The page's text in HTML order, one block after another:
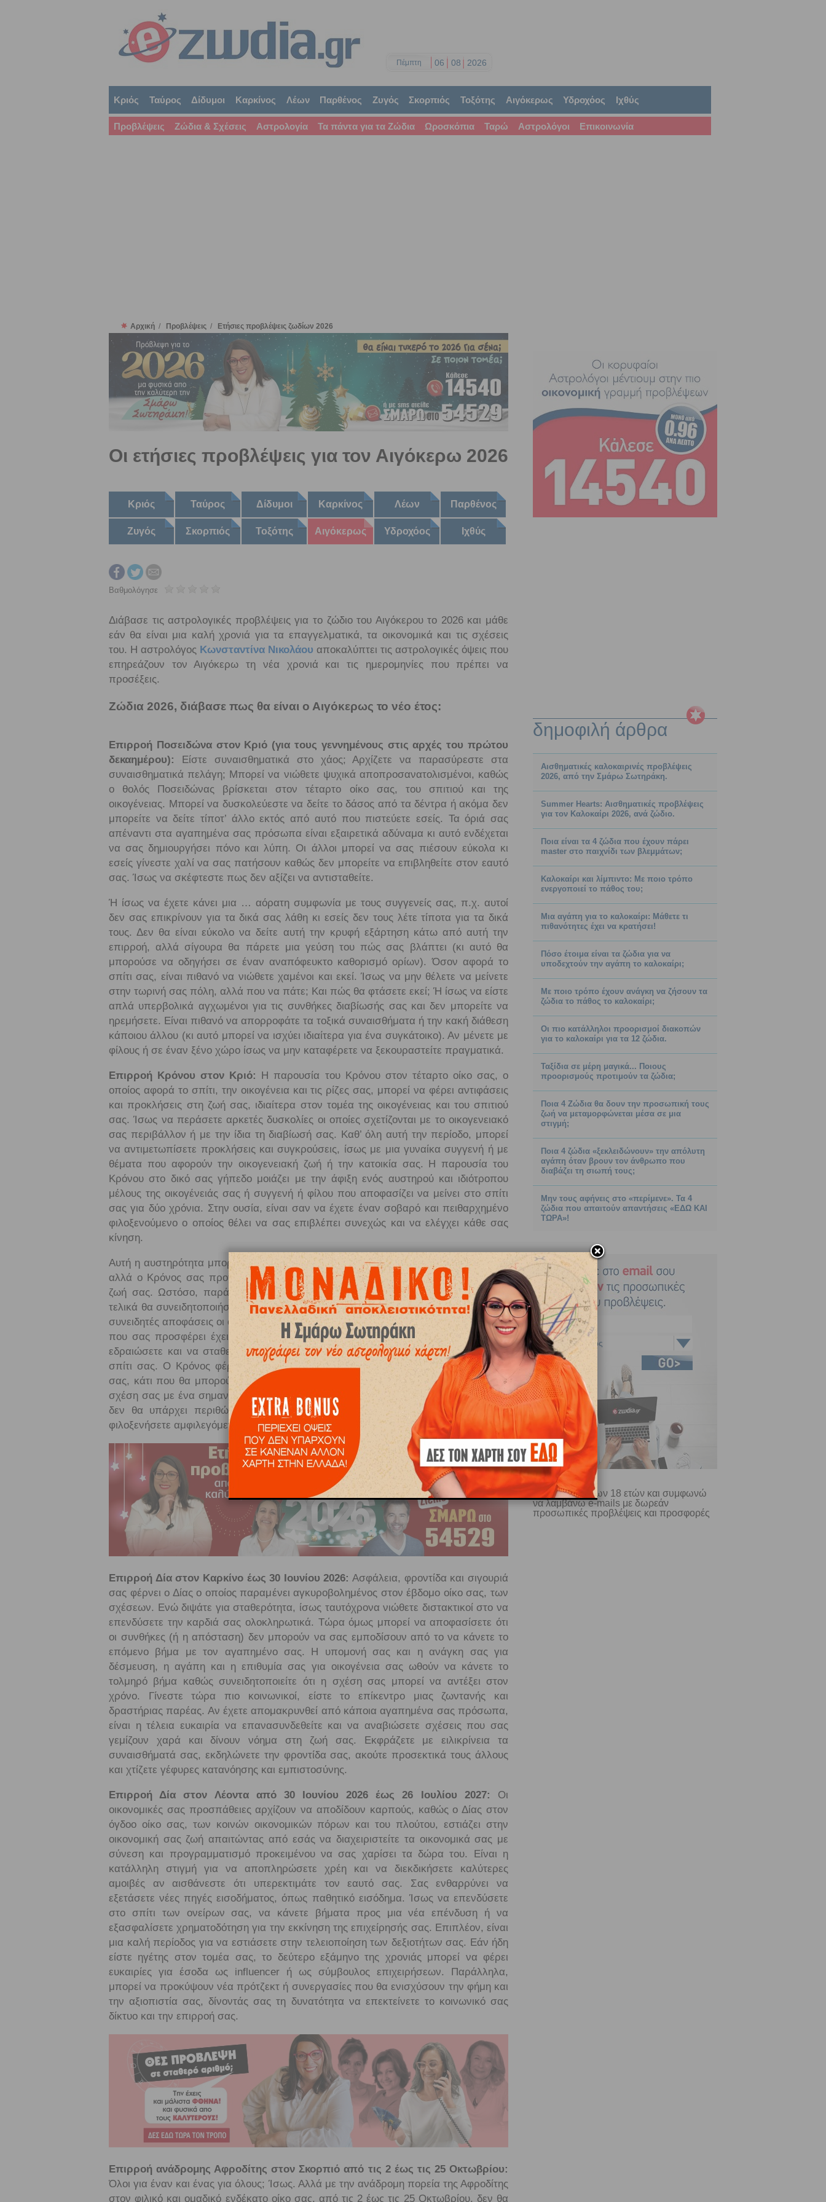
Πέμπτη 06 08 2026
Κριός Ταύρος Δίδυμοι Καρκίνος Λέων Παρθένος Ζυγός Σκορπιός Τοξότης Αιγόκερως Υδροχόος Ιχθύς
Προβλέψεις Ζώδια & Σχέσεις Αστρολογία Τα πάντα για τα Ζώδια Ωροσκόπια Ταρώ Αστρολόγοι Επικοινωνία
Αρχική / Προβλέψεις / Ετήσιες προβλέψεις ζωδίων 2026
Οι ετήσιες προβλέψεις για τον Αιγόκερω 2026
Κριός Ταύρος Δίδυμοι Καρκίνος Λέων Παρθένος
Ζυγός Σκορπιός Τοξότης Αιγόκερως Υδροχόος Ιχθύς
Βαθμολόγησε
Διάβασε τις αστρολογικές προβλέψεις για το ζώδιο του Αιγόκερου το 2026 και μάθε
εάν θα είναι μια καλή χρονιά για τα επαγγελματικά, τα οικονομικά και τις σχέσεις
του. Η αστρολόγος Κωνσταντίνα Νικολάου αποκαλύπτει τις αστρολογικές όψεις που
επηρεάζουν τον Αιγόκερω τη νέα χρονιά και τις ημερομηνίες που πρέπει να
προσέξεις.
Ζώδια 2026, διάβασε πως θα είναι ο Αιγόκερως το νέο έτος:
Επιρροή Ποσειδώνα στον Κριό (για τους γεννημένους στις αρχές του πρώτου
δεκαημέρου):
Είστε συναισθηματικά στο χάος; Αρχίζετε να παρασύρεστε στα
συναισθηματικά πελάγη; Μπορεί να νιώθετε ψυχικά αποπροσανατολισμένοι, καθώς
ο θολός Ποσειδώνας βρίσκεται στον τέταρτο οίκο σας, του σπιτιού και της
οικογένειας. Μπορεί να δυσκολεύεστε να δείτε το δάσος από τα δέντρα ή ακόμα δεν
μπορείτε να δείτε τίποτ’ άλλο εκτός από αυτό που πιστεύετε εσείς. Τα όριά σας
απέναντι στα αγαπημένα σας πρόσωπα είναι εξαιρετικά αδύναμα κι αυτό ενδέχεται
να σας δημιουργήσει πόνο και λύπη. Οι άλλοι μπορεί να σας πιέσουν εύκολα κι
εσείς γίνεστε χαλί να σας πατήσουν καθώς δεν μπορείτε να επιβληθείτε στον εαυτό
σας. Ίσως να σκέφτεστε πως δεν αξίζει να αντισταθείτε.
Ή ίσως να έχετε κάνει μια … αόρατη συμφωνία με τους συγγενείς σας, π.χ. αυτοί
δεν σας επικρίνουν για τα δικά σας λάθη κι εσείς δεν τους λέτε τίποτα για τα δικά
τους. Δεν θα είναι εύκολο να δείτε αυτή την κρυφή εξάρτηση κάτω από αυτή την
επιρροή, αλλά σίγουρα θα πάρετε μια γεύση του πώς σας βλάπτει (κι αυτό θα
μπορούσε να οδηγήσει σε έναν αναπόφευκτο καθορισμό ορίων). Όσον αφορά το
σπίτι σας, είναι πιθανό να νιώθετε χαμένοι και εκεί. Ίσως να μην θέλετε να μείνετε
στην τωρινή σας πόλη, αλλά που να πάτε; Και πώς θα φτάσετε εκεί; Ή ίσως να είστε
απλά υπερβολικά αγχωμένοι για τις συνθήκες διαβίωσής σας και δεν μπορείτε να
ηρεμήσετε. Είναι πιθανό να απορροφάτε τα τοξικά συναισθήματα ή την κακή διάθεση
κάποιου άλλου (κι αυτό μπορεί να ισχύει ιδιαίτερα για ένα συγκάτοικο). Αν μένετε με
φίλους ή σε έναν ξένο χώρο ίσως να μην καταφέρετε να ξεκουραστείτε πραγματικά.
Επιρροή Κρόνου στον Κριό: Η παρουσία του Κρόνου στον τέταρτο οίκο σας, ο
οποίος αφορά το σπίτι, την οικογένεια και τις ρίζες σας, μπορεί να φέρει αντιφάσεις
και προκλήσεις στη ζωή σας, ιδιαίτερα στον τομέα της οικογένειας και του σπιτιού
σας. Ίσως να περάσετε αρκετές δυσκολίες οι οποίες σχετίζονται με το οικογενειακό
σας περιβάλλον ή με την ίδια τη διαβίωσή σας. Καθ’ όλη αυτή την περίοδο, μπορεί
να αντιμετωπίσετε προκλήσεις και συγκρούσεις, ίσως με μια γυναίκα συγγενή ή με
θέματα που αφορούν την οικογενειακή ζωή ή την κατοικία σας. Η παρουσία του
Κρόνου στο δικό σας γήπεδο μοιάζει με την άφιξη ενός αυστηρού και ιδιότροπου
μέλους της οικογένειάς σας ή συγγενή ή φίλου που αποφασίζει να μείνει στο σπίτι
σας για δύο χρόνια. Στην ουσία, είναι σαν να έχετε έναν σοβαρό και πειθαρχημένο
φιλοξενούμενο ο οποίος θέλει να σας επιβλέπει συνεχώς και να ελέγχει κάθε σας
κίνηση.
Αυτή η αυστηρότητα μπορεί να σας φανεί περιοριστική, ακόμα και άδικη στην αρχή,
αλλά ο Κρόνος σας προτρέπει να κάνετε πιο υπεύθυνες και ώριμες επιλογές στη
ζωή σας. Ωστόσο, παρά τη δυσφορία και την ενόχληση που μπορεί να νιώσετε,
τελικά θα συνειδητοποιήσετε πως ο Κρόνος σας βοηθά να πάρετε καλύτερες και πιο
συνειδητές αποφάσεις οι οποίες θα σας ωφελήσουν σε βάθος χρόνου. Η καθοδήγηση
που σας προσφέρει έχει και ένα σταθεροποιητικό χαρακτήρα, βοηθώντας σας να
εδραιώσετε και να σταθεροποιήσετε ζητήματα που αφορούν την οικογένεια και το
σπίτι σας. Ο Κρόνος φέρνει στο προσκήνιο τις γυναίκες, το σπίτι και τους γονείς
σας, κάτι που θα μπορούσε να δημιουργήσει μια ριζική αλλαγή στη ζωή σας ή στη
σχέση σας με ένα σημαντικό πρόσωπο στη ζωή σας. Υπό την επιρροή του Κρόνου,
δεν θα υπάρχει περιθώριο για αργοπορημένες επιστροφές στο σπίτι ή για να
φιλοξενήσετε αμφιλεγόμενους ανθρώπους, είστε κάτω από την αυστηρή του ματιά.
Επιρροή Δία στον Καρκίνο έως 30 Ιουνίου 2026: Ασφάλεια, φροντίδα και σιγουριά
σας φέρνει ο Δίας ο οποίος παραμένει αγκυροβολημένος στον έβδομο οίκο σας, των
σχέσεων. Ενώ διψάτε για σταθερότητα, ίσως ταυτόχρονα νιώθετε διστακτικοί στο να
επενδύσετε την καρδιά σας ολοκληρωτικά. Τώρα όμως μπορεί να αποφασίσετε ότι
οι συνθήκες (ή η απόσταση) δεν μπορούν να σας εμποδίσουν από το να κάνετε το
επόμενο βήμα με τον αγαπημένο σας. Η υπομονή σας και η ανάγκη σας για
δέσμευση, η αγάπη και η επιθυμία σας για οικογένεια σας ωθούν να κάνετε το
τολμηρό βήμα καθώς συνειδητοποιείτε ότι η σχέση σας μπορεί να αντέξει στον
χρόνο. Γίνεστε τώρα πιο κοινωνικοί, είστε το επίκεντρο μιας ζωντανής και
δραστήριας παρέας. Αν έχετε απομακρυνθεί από κάποια αγαπημένα σας πρόσωπα,
είναι η τέλεια ευκαιρία να επανασυνδεθείτε και να αναβιώσετε σχέσεις που σας
γεμίζουν χαρά και δίνουν νόημα στη ζωή σας. Εκφράζετε με ειλικρίνεια τα
συναισθήματά σας, εκδηλώνετε την φροντίδα σας, ακούτε προσεκτικά τους άλλους
και χτίζετε γέφυρες κατανόησης και εμπιστοσύνης.
Επιρροή Δία στον Λέοντα από 30 Ιουνίου 2026 έως 26 Ιουλίου 2027: Οι
οικονομικές σας προσπάθειες αρχίζουν να αποδίδουν καρπούς, καθώς ο Δίας στον
όγδοο οίκο σας, των κοινών οικονομικών πόρων και του πλούτου, εστιάζει στην
οικονομική σας ζωή απαιτώντας από εσάς να διαχειριστείτε τα οικονομικά σας με
σύνεση και προγραμματισμό προκειμένου να σας χαρίσει τα δώρα του. Είναι η
κατάλληλη στιγμή για να αποπληρώσετε χρέη και να διεκδικήσετε καλύτερες
αμοιβές αν αισθάνεστε ότι υπερεκτιμάτε τον εαυτό σας. Σας ενθαρρύνει να
εξετάσετε νέες πηγές εισοδήματος, όπως παθητικό εισόδημα. Ίσως να επενδύσετε
στο σπίτι των ονείρων σας, να κάνετε βήματα προς μια νέα επένδυση ή να
εξασφαλίσετε χρηματοδότηση για την εκκίνηση της επιχείρησής σας. Επιπλέον, είναι
μια καλή περίοδος για να εστιάσετε στην τελειοποίηση των δεξιοτήτων σας. Εάν ήδη
είστε ηγέτης στον τομέα σας, το δεύτερο εξάμηνο της χρονιάς μπορεί να φέρει
ευκαιρίες για έσοδα ως influencer ή ως σύμβουλος επιχειρήσεων. Παράλληλα,
μπορεί να προκύψουν νέα πρότζεκτ ή συνεργασίες που θα ενισχύσουν την φήμη και
την αξιοπιστία σας, δίνοντάς σας τη δυνατότητα να επεκτείνετε το κοινωνικό σας
δίκτυο και την επιρροή σας.
Επιρροή ανάδρομης Αφροδίτης στον Σκορπιό από τις 2 έως τις 25 Οκτωβρίου:
Όλοι για έναν και ένας για όλους; Ίσως. Αλλά με την ανάδρομη πορεία της Αφροδίτης
στον φιλικό και ομαδικό ενδέκατο οίκο σας, από τις 2 έως τις 25 Οκτωβρίου, δεν θα
δημοφιλή άρθρα
Αισθηματικές καλοκαιρινές προβλέψεις
2026, από την Σμάρω Σωτηράκη.
Summer Hearts: Αισθηματικές προβλέψεις
για τον Καλοκαίρι 2026, ανά ζώδιο.
Ποια είναι τα 4 ζώδια που έχουν πάρει
master στο παιχνίδι των βλεμμάτων;
Καλοκαίρι και λίμπιντο: Με ποιο τρόπο
ενεργοποιεί το πάθος του;
Μια αγάπη για το καλοκαίρι: Μάθετε τι
πιθανότητες έχει να κρατήσει!
Πόσο έτοιμα είναι τα ζώδια για να
υποδεχτούν την αγάπη το καλοκαίρι;
Με ποιο τρόπο έχουν ανάγκη να ζήσουν τα
ζώδια το πάθος το καλοκαίρι;
Οι πιο κατάλληλοι προορισμοί διακοπών
για το καλοκαίρι για τα 12 ζώδια.
Ταξίδια σε μέρη μαγικά... Ποιους
προορισμούς προτιμούν τα ζώδια;
Ποια 4 Ζώδια θα δουν την προσωπική τους
ζωή να μεταμορφώνεται μέσα σε μια
στιγμή;
Ποια 4 ζώδια «ξεκλειδώνουν» την απόλυτη
αγάπη όταν βρουν τον άνθρωπο που
διαβάζει τη σιωπή τους;
Μην τους αφήνεις στο «περίμενε». Τα 4
ζώδια που απαιτούν απαντήσεις «ΕΔΩ ΚΑΙ
ΤΩΡΑ»!
Αιγόκερως
Είμαι άνω των 18 ετών και συμφωνώ
να λαμβάνω e-mails με δωρεάν
προσωπικές προβλέψεις και προσφορές